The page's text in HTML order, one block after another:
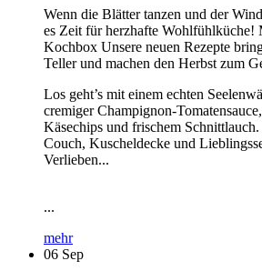
Wenn die Blätter tanzen und der
es Zeit für herzhafte Wohlfühlküche!
Kochbox Unsere neuen Rezepte
Teller und machen den Herbst zum
Los geht’s mit einem echten
cremiger Champignon-
Käsechips und frischem
Couch, Kuscheldecke und
Verlieben...
...
mehr
06 Sep